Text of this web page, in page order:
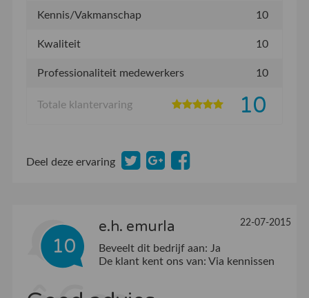
Kennis/Vakmanschap 10
Kwaliteit 10
Professionaliteit medewerkers 10
Totale klantervaring 10
Deel deze ervaring
10
e.h. emurla 22-07-2015
Beveelt dit bedrijf aan: Ja
De klant kent ons van: Via kennissen